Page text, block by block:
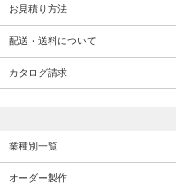
お見積り方法
配送・送料について
カタログ請求
業種別一覧
オーダー製作